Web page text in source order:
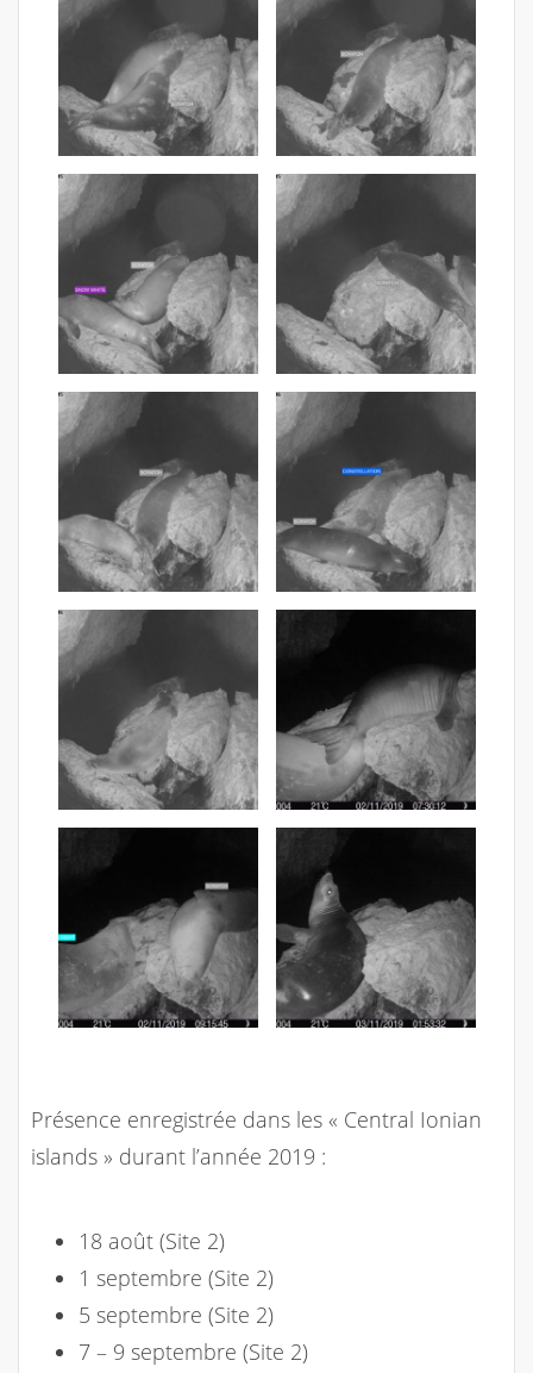
Présence enregistrée dans les « Central Ionian
islands » durant l’année 2019 :
18 août (Site 2)
1 septembre (Site 2)
5 septembre (Site 2)
7 – 9 septembre (Site 2)